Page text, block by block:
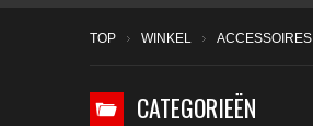
TOP WINKEL ACCESSOIRES
CATEGORIEËN